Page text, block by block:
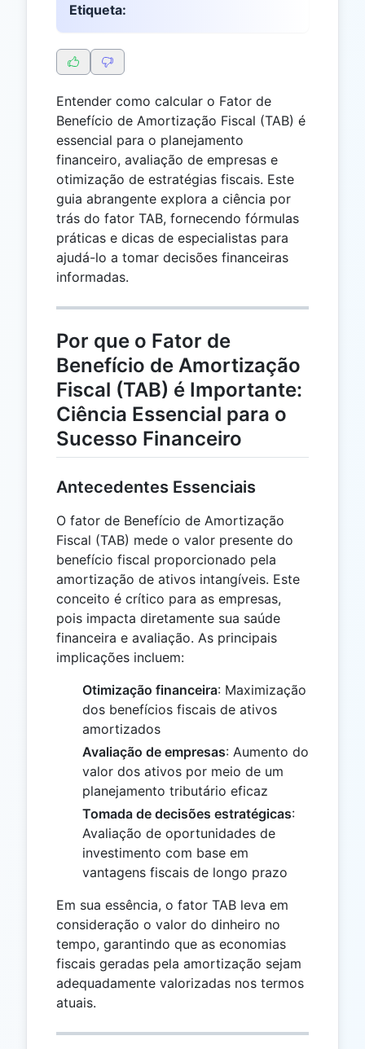
Etiqueta:
Entender como calcular o Fator de
Benefício de Amortização Fiscal (TAB) é
essencial para o planejamento
financeiro, avaliação de empresas e
otimização de estratégias fiscais. Este
guia abrangente explora a ciência por
trás do fator TAB, fornecendo fórmulas
práticas e dicas de especialistas para
ajudá-lo a tomar decisões financeiras
informadas.
Por que o Fator de
Benefício de Amortização
Fiscal (TAB) é Importante:
Ciência Essencial para o
Sucesso Financeiro
Antecedentes Essenciais
O fator de Benefício de Amortização
Fiscal (TAB) mede o valor presente do
benefício fiscal proporcionado pela
amortização de ativos intangíveis. Este
conceito é crítico para as empresas,
pois impacta diretamente sua saúde
financeira e avaliação. As principais
implicações incluem:
Otimização financeira: Maximização
dos benefícios fiscais de ativos
amortizados
Avaliação de empresas: Aumento do
valor dos ativos por meio de um
planejamento tributário eficaz
Tomada de decisões estratégicas:
Avaliação de oportunidades de
investimento com base em
vantagens fiscais de longo prazo
Em sua essência, o fator TAB leva em
consideração o valor do dinheiro no
tempo, garantindo que as economias
fiscais geradas pela amortização sejam
adequadamente valorizadas nos termos
atuais.